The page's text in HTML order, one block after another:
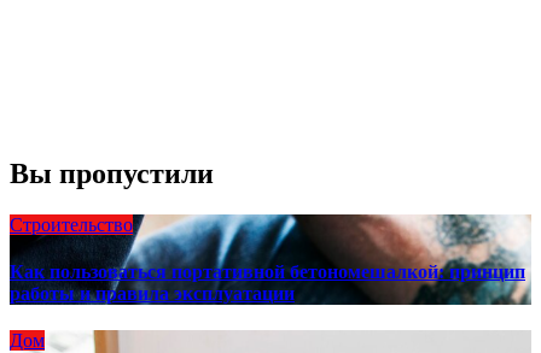
Вы пропустили
Строительство
Как пользоваться портативной бетономешалкой: принцип
работы и правила эксплуатации
Дом